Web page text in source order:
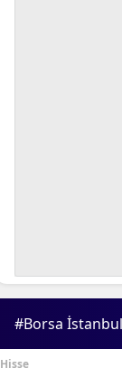
#Borsa
Hisse